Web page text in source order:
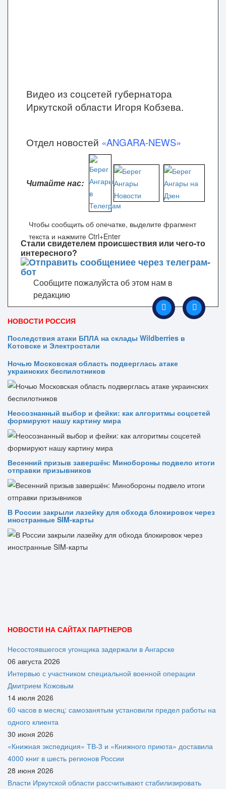
Видео из соцсетей губернатора
Иркутской области Игоря Кобзева.
Отдел новостей «ANGARA-NEWS»
Читайте нас:
Стали свидетелем происшествия или чего-то
интересного?
Сообщите пожалуйста об этом нам в
редакцию
Чтобы сообщить об опечатке, выделите фрагмент
текста и нажмите Ctrl+Enter
НОВОСТИ РОССИЯ
Последствия атаки БПЛА на склады Wildberries в
Котовске и Электростали
Ночью Московская область подверглась атаке
украинских беспилотников
Неосознанный выбор и фейки: как алгоритмы соцсетей
формируют нашу картину мира
Весенний призыв завершён: Минобороны подвело итоги
отправки призывников
В России закрыли лазейку для обхода блокировок через
иностранные SIM-карты
НОВОСТИ НА САЙТАХ ПАРТНЕРОВ
Несостоявшегося угонщика задержали в Ангарске
06 августа 2026
Интервью с участником специальной военной операции
Дмитрием Кожовым
14 июля 2026
60 часов в месяц: самозанятым установили предел работы на
одного клиента
30 июня 2026
«Книжная экспедиция» ТВ-3 и «Книжного приюта» доставила
4000 книг в шесть регионов России
28 июня 2026
Власти Иркутской области рассчитывают стабилизировать